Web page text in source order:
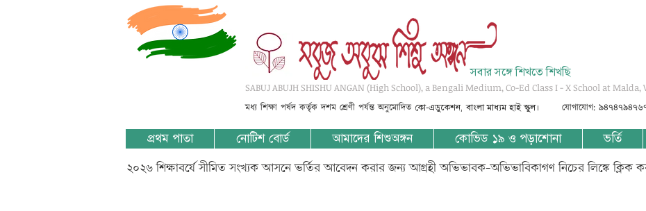
সবার সঙ্গে শিখতে শিখছি
SABUJ ABUJH SHISHU ANGAN (High School), a Bengali Medium, Co-Ed Class I - X School at
মধ্য শিক্ষা পর্ষদ কর্তৃক দশম শ্রেণী পর্যন্ত অনুমোদিত কো-এডুকেশন, বাংলা মাধ্যম হাই স্কুল। যোগাযোগ:
প্রথম পাতা নোটিশ বোর্ড আমাদের শিশুঅঙ্গন কোভিড ১৯ ও পড়াশোনা ভর্তি
২০২৬ শিক্ষাবর্ষে সীমিত সংখ্যক আসনে ভর্তির আবেদন করার জন্য আগ্রহী অভিভাবক-অভিভাবিকাগণ নিচের লিঙ্কে ক্লিক